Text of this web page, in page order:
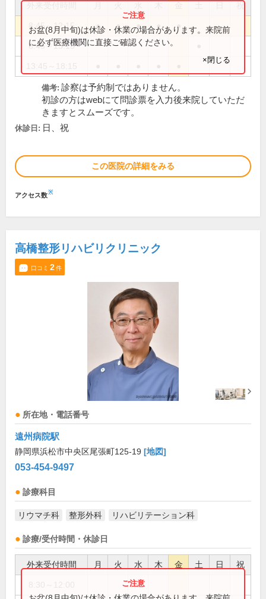
祝
8:45～12:15 ● ● ● ● ●
8:45～13:15
お盆(8月中旬)は休診・休業の場合があります。来院前
に必ず医療機関に直接ご確認ください。
×閉じる
備考: 診察は予約制ではありません。
初診の方はwebにて問診票を入力後来院していただ
きますとスムーズです。
休診日: 日、祝
この医院の詳細をみる
アクセス数※
高橋整形リハビリクリニック
口コミ 2件
所在地・電話番号
遠州病院駅
静岡県浜松市中央区尾張町125-19 [地図]
053-454-9497
診療科目
リウマチ科 整形外科 リハビリテーション科
診療/受付時間・休診日
外来受付時間 月 火 水 木 金 土 日 祝
●